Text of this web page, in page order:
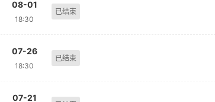
08-01
18:30
已结束
07-26
18:30
已结束
07-21